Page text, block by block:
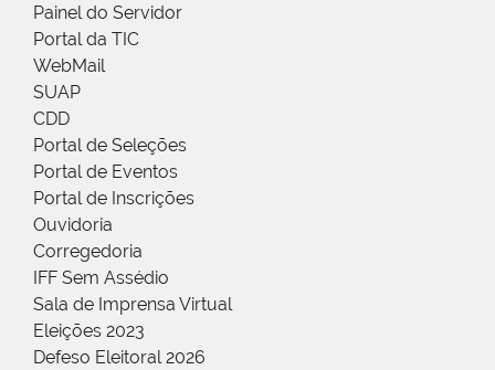
Painel do Servidor
Portal da TIC
WebMail
SUAP
CDD
Portal de Seleções
Portal de Eventos
Portal de Inscrições
Ouvidoria
Corregedoria
IFF Sem Assédio
Sala de Imprensa Virtual
Eleições 2023
Defeso Eleitoral 2026